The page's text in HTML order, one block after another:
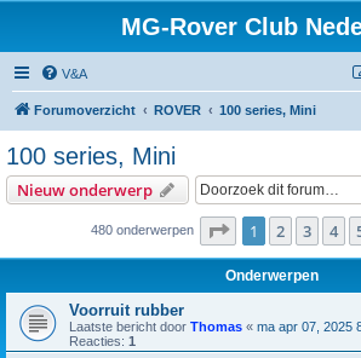
MG-Rover Club
V&A
Forumoverzicht ROVER 100 series, Mini
100 series, Mini
Nieuw onderwerp
480 onderwerpen Pagina van 10
1 2 3 4
Onderwerpen
Voorruit rubber
Laatste bericht door Thomas « ma apr 07, 2025
Reacties: 1